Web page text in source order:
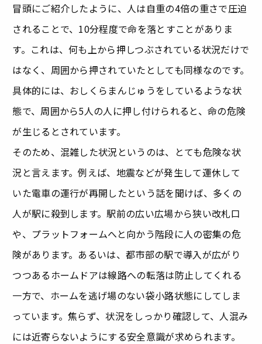
冒頭にご紹介したように、人は自重の4倍の重さで圧迫
されることで、10分程度で命を落とすことがありま
す。これは、何も上から押しつぶされている状況だけで
はなく、周囲から押されていたとしても同様なのです。
具体的には、おしくらまんじゅうをしているような状
態で、周囲から5人の人に押し付けられると、命の危険
が生じるとされています。
そのため、混雑した状況というのは、とても危険な状
況と言えます。例えば、地震などが発生して運休して
いた電車の運行が再開したという話を聞けば、多くの
人が駅に殺到します。駅前の広い広場から狭い改札口
や、プラットフォームへと向かう階段に人の密集の危
険があります。あるいは、都市部の駅で導入が広がり
つつあるホームドアは線路への転落は防止してくれる
一方で、ホームを逃げ場のない袋小路状態にしてしま
っています。焦らず、状況をしっかり確認して、人混み
には近寄らないようにする安全意識が求められます。